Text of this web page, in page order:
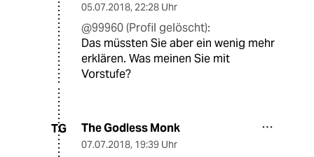
05.07.2018, 22:28 Uhr
@99960 (Profil gelöscht):
Das müssten Sie aber ein wenig mehr
erklären. Was meinen Sie mit
Vorstufe?
TG The Godless Monk
07.07.2018, 19:39 Uhr